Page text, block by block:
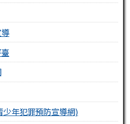
少年犯罪預防宣導網)